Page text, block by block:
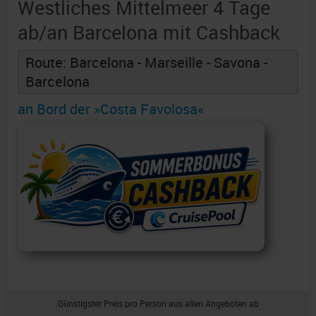
Westliches Mittelmeer 4 Tage
ab/an Barcelona mit Cashback
Route: Barcelona - Marseille - Savona -
Barcelona
an Bord der »Costa Favolosa«
Günstigster Preis pro Person aus allen Angeboten ab